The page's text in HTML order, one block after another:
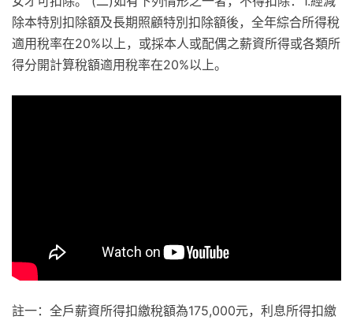
除本特別扣除額及長期照顧特別扣除額後，全年綜合所得稅
適用稅率在20%以上，或採本人或配偶之薪資所得或各類所
得分開計算稅額適用稅率在20%以上。
註一：全戶薪資所得扣繳稅額為175,000元，利息所得扣繳